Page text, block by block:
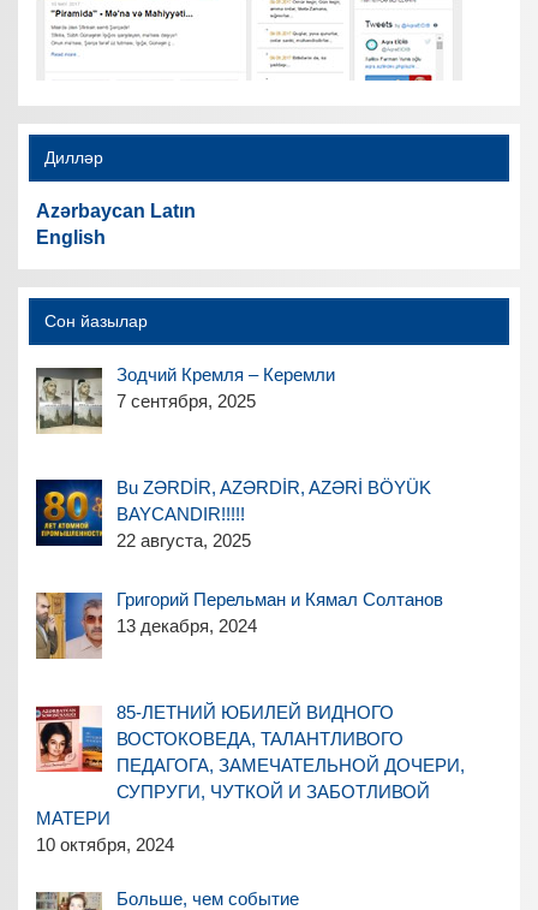
Дилләр
Azərbaycan Latın
English
Сон йазылар
Зодчий Кремля – Керемли
7 сентября, 2025
Bu ZƏRDİR, AZƏRDİR, AZƏRİ BÖYÜK
BAYCANDIR!!!!!
22 августа, 2025
Григорий Перельман и Кямал Солтанов
13 декабря, 2024
85-ЛЕТНИЙ ЮБИЛЕЙ ВИДНОГО
ВОСТОКОВЕДА, ТАЛАНТЛИВОГО
ПЕДАГОГА, ЗАМЕЧАТЕЛЬНОЙ ДОЧЕРИ,
СУПРУГИ, ЧУТКОЙ И ЗАБОТЛИВОЙ
МАТЕРИ
10 октября, 2024
Больше, чем событие